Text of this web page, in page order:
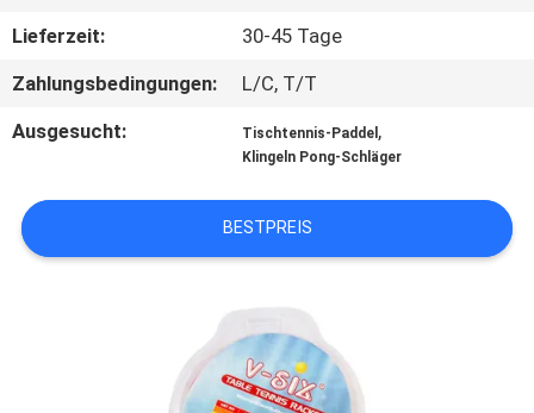
MIT
UNS
UM
EIN
Lieferzeit:
30-45 Tage
Zahlungsbedingungen:
L/C, T/T
Ausgesucht:
Tischtennis-Paddel ,
Klingeln Pong-Schläger
BESTPREIS